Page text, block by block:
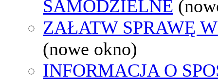
SAMODZIELNE
ZAŁATW SPRAWĘ
(nowe okno)
INFORMACJA O